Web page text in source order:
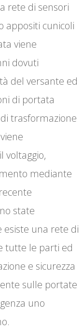
rete di sensori
appositi cunicoli
viene
dovuti
del versante ed
di portata
trasformazione
voltaggio,
mediante
state
una rete di
tutte le parti ed
e sicurezza
sulle portate
uno